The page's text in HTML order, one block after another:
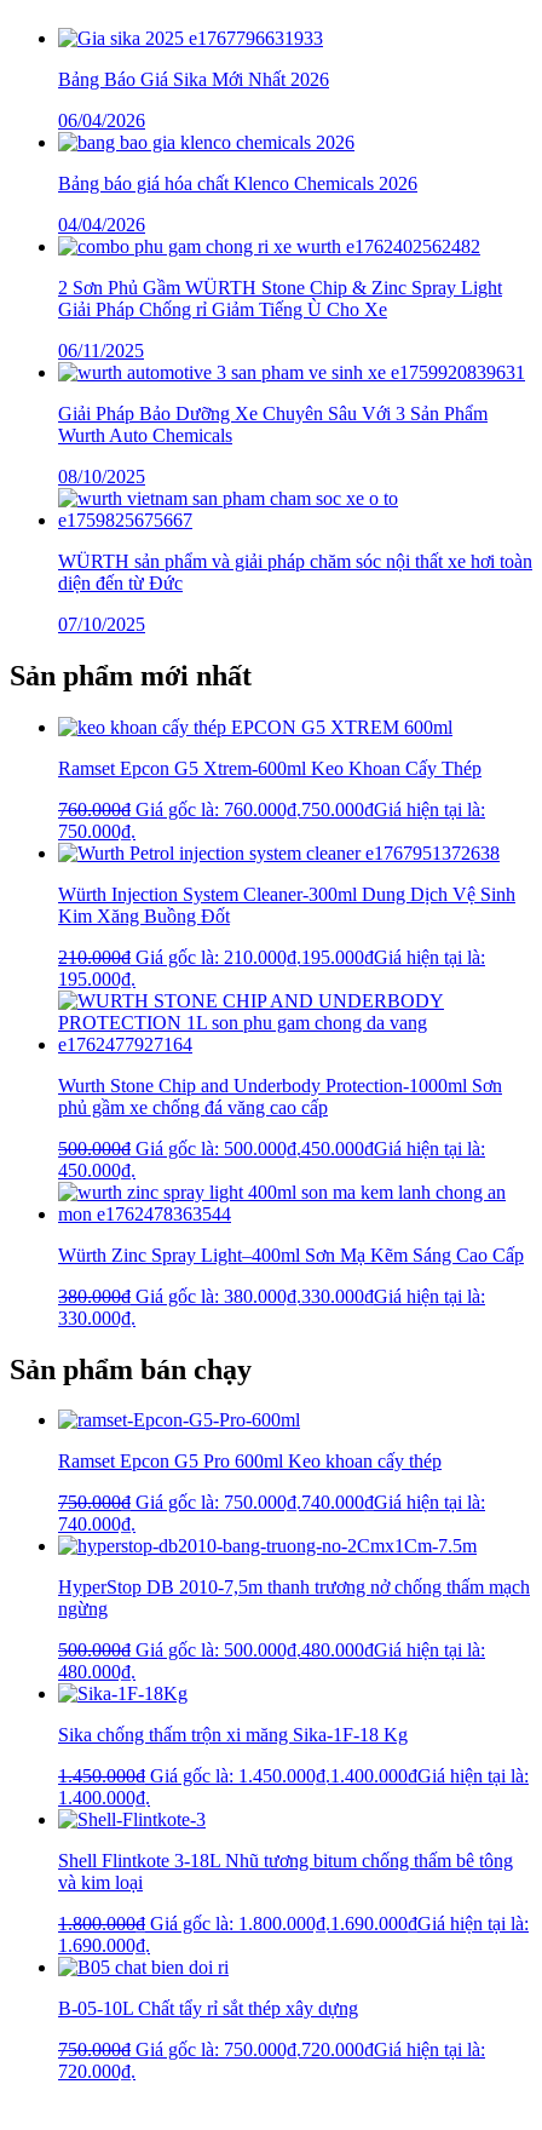
Bảng Báo Giá Sika Mới Nhất 2026
06/04/2026
Bảng báo giá hóa chất Klenco Chemicals 2026
04/04/2026
2 Sơn Phủ Gầm WÜRTH Stone Chip & Zinc Spray Light
Giải Pháp Chống rỉ Giảm Tiếng Ù Cho Xe
06/11/2025
Giải Pháp Bảo Dưỡng Xe Chuyên Sâu Với 3 Sản Phẩm
Wurth Auto Chemicals
08/10/2025
WÜRTH sản phẩm và giải pháp chăm sóc nội thất xe hơi toàn
diện đến từ Đức
07/10/2025
Sản phẩm mới nhất
Ramset Epcon G5 Xtrem-600ml Keo Khoan Cấy Thép
760.000₫ Giá gốc là: 760.000₫.750.000₫Giá hiện tại là:
750.000₫.
Würth Injection System Cleaner-300ml Dung Dịch Vệ Sinh
Kim Xăng Buồng Đốt
210.000₫ Giá gốc là: 210.000₫.195.000₫Giá hiện tại là:
195.000₫.
Wurth Stone Chip and Underbody Protection-1000ml Sơn
phủ gầm xe chống đá văng cao cấp
500.000₫ Giá gốc là: 500.000₫.450.000₫Giá hiện tại là:
450.000₫.
Würth Zinc Spray Light–400ml Sơn Mạ Kẽm Sáng Cao Cấp
380.000₫ Giá gốc là: 380.000₫.330.000₫Giá hiện tại là:
330.000₫.
Sản phẩm bán chạy
Ramset Epcon G5 Pro 600ml Keo khoan cấy thép
750.000₫ Giá gốc là: 750.000₫.740.000₫Giá hiện tại là:
740.000₫.
HyperStop DB 2010-7,5m thanh trương nở chống thấm mạch
ngừng
500.000₫ Giá gốc là: 500.000₫.480.000₫Giá hiện tại là:
480.000₫.
Sika chống thấm trộn xi măng Sika-1F-18 Kg
1.450.000₫ Giá gốc là: 1.450.000₫.1.400.000₫Giá hiện tại là:
1.400.000₫.
Shell Flintkote 3-18L Nhũ tương bitum chống thấm bê tông
và kim loại
1.800.000₫ Giá gốc là: 1.800.000₫.1.690.000₫Giá hiện tại là:
1.690.000₫.
B-05-10L Chất tẩy rỉ sắt thép xây dựng
750.000₫ Giá gốc là: 750.000₫.720.000₫Giá hiện tại là:
720.000₫.